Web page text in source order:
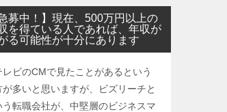
急募中！】現在、500万円以上の
を得ている人であれば、年収が
がる可能性が十分にあります
レビのCMで見たことがあるという
が多いと思いますが、ビズリーチと
う転職会社が、中堅層のビジネスマ